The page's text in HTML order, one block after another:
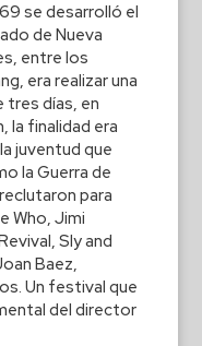
se desarrolló el
de Nueva
entre los
era realizar una
tres días, en
la finalidad era
juventud que
la Guerra de
para
Who, Jimi
Sly and
Baez,
Un festival que
del director